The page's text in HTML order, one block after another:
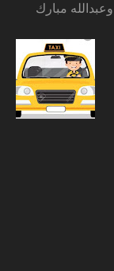
وعبدالله مبارك